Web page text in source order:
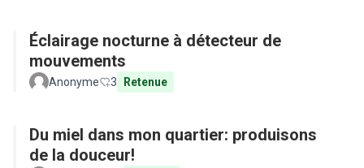
Éclairage nocturne à détecteur de
mouvements
Anonyme 3 Retenue
Du miel dans mon quartier: produisons
de la douceur!